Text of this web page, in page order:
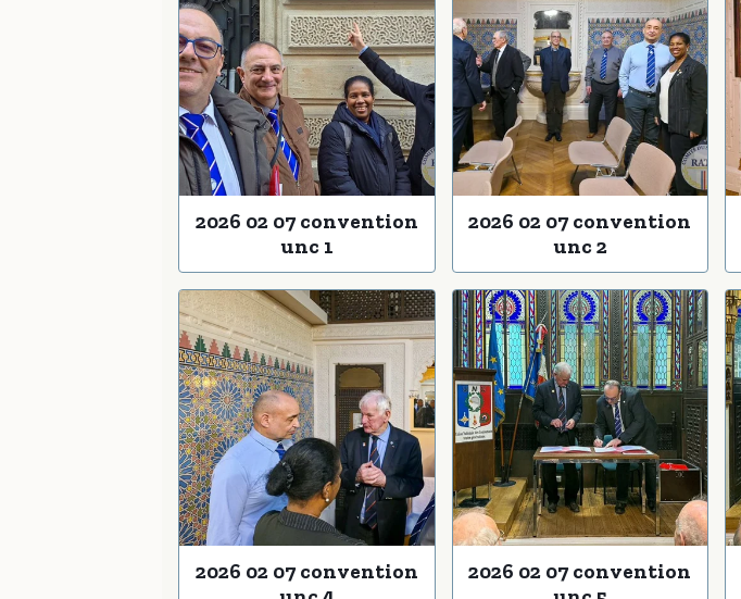
2026 02 07 convention
unc 1
2026 02 07 convention
unc 2
2026 02 07 convention
2026 02 07 convention